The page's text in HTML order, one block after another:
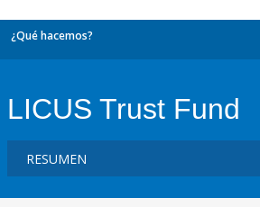
¿Qué hacemos?
LICUS Trust Fund